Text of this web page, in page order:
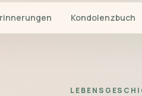
Kondolenzbuch